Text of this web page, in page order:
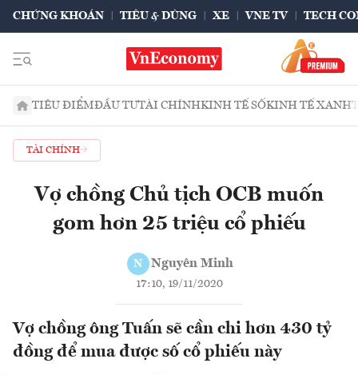
CHỨNG KHOÁN TIÊU & DÙNG XE VNE TV TECH
TIÊU ĐIỂMĐẦU TƯTÀI CHÍNHKINH TẾ SỐKINH TẾ XANH
TÀI CHÍNH
Vợ chồng Chủ tịch OCB muốn
gom hơn 25 triệu cổ phiếu
N Nguyên Minh
17:10, 19/11/2020
Vợ chồng ông Tuấn sẽ cần chi hơn 430 tỷ
đồng để mua được số cổ phiếu này